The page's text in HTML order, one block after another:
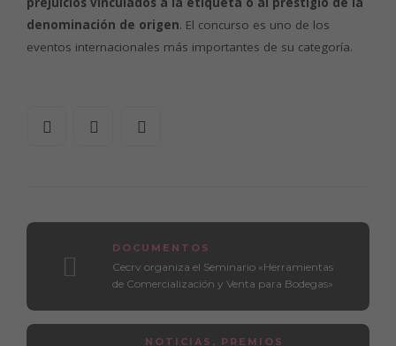
denominación de origen. El concurso es uno de los
eventos internacionales más importantes de su categoría.
DOCUMENTOS
Cecrv organiza el Seminario «Herramientas
de Comercialización y Venta para Bodegas»
NOTICIAS , PREMIOS